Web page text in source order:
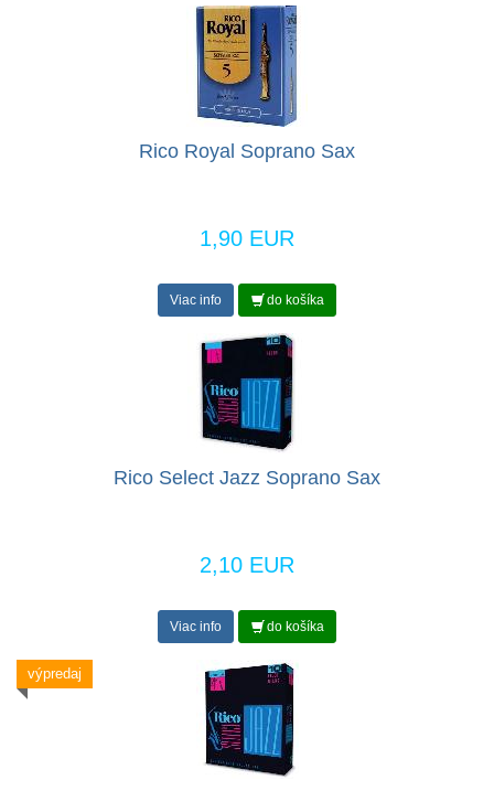
Rico Royal Soprano Sax
1,90 EUR
Viac info do košíka
Rico Select Jazz Soprano Sax
2,10 EUR
Viac info do košíka
výpredaj